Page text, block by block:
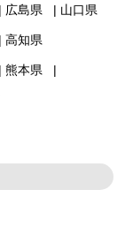
広島県 山口県
高知県
熊本県